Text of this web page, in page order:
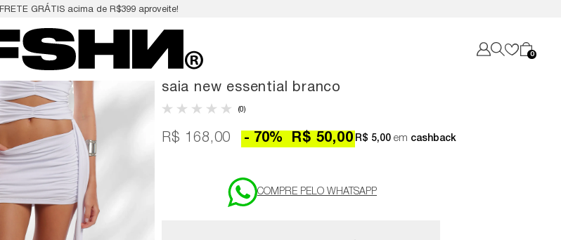
FRETE GRÁTIS acima de R$399 aproveite!
0
saia new essential branco
(0)
R$ 168,00 R$ 50,00
70% R$ 5,00em cashback